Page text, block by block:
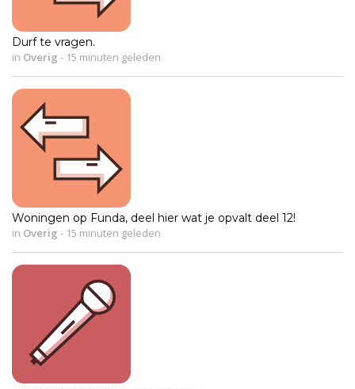
Durf te vragen.
in Overig - 15 minuten geleden
Woningen op Funda, deel hier wat je opvalt deel 12!
in Overig - 15 minuten geleden